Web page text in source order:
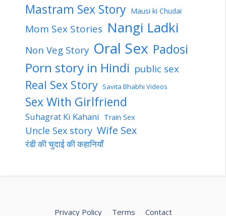
Mastram Sex Story Mausi ki Chudai
Mom Sex Stories Nangi Ladki
Non Veg Story Oral Sex Padosi
Porn story in Hindi public sex
Real Sex Story Savita Bhabhi Videos
Sex With Girlfriend
Suhagrat Ki Kahani Train Sex
Uncle Sex story Wife Sex
रंडी की चुदाई की कहानियाँ
Privacy Policy Terms Contact